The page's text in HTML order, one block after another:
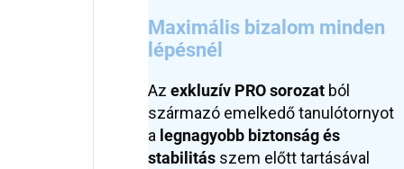
Maximális bizalom minden
lépésnél
Az exkluzív PRO sorozat ból
származó emelkedő tanulótornyot
a legnagyobb biztonság és
stabilitás szem előtt tartásával